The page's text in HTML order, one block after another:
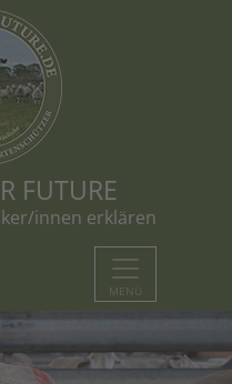
FUTURE
innen erklären
MENÜ